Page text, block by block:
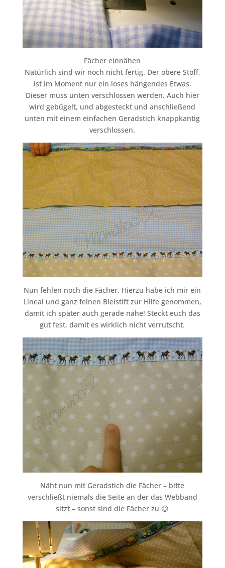
Fächer einnähen
Natürlich sind wir noch nicht fertig. Der obere Stoff,
ist im Moment nur ein loses hängendes Etwas.
Dieser muss unten verschlossen werden. Auch hier
wird gebügelt, und abgesteckt und anschließend
unten mit einem einfachen Geradstich knappkantig
verschlossen.
Nun fehlen noch die Fächer. Hierzu habe ich mir ein
Lineal und ganz feinen Bleistift zur Hilfe genommen,
damit ich später auch gerade nähe! Steckt euch das
gut fest, damit es wirklich nicht verrutscht.
Näht nun mit Geradstich die Fächer – bitte
verschließt niemals die Seite an der das Webband
sitzt – sonst sind die Fächer zu 😉